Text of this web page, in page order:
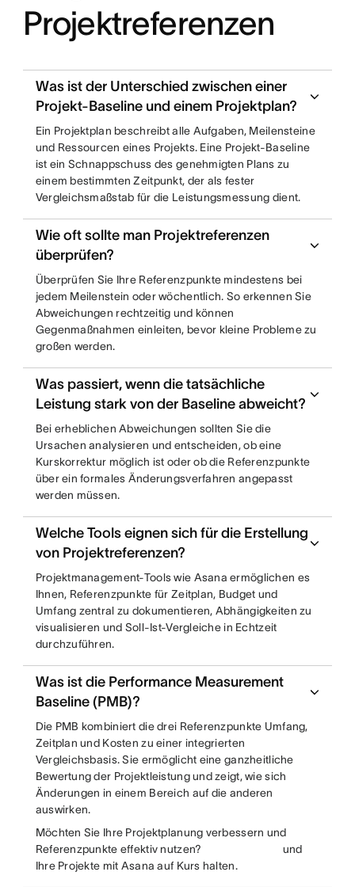
Projektreferenzen
Was ist der Unterschied zwischen einer
Projekt-Baseline und einem Projektplan?
Ein Projektplan beschreibt alle Aufgaben, Meilensteine
und Ressourcen eines Projekts. Eine Projekt-Baseline
ist ein Schnappschuss des genehmigten Plans zu
einem bestimmten Zeitpunkt, der als fester
Vergleichsmaßstab für die Leistungsmessung dient.
Wie oft sollte man Projektreferenzen
überprüfen?
Überprüfen Sie Ihre Referenzpunkte mindestens bei
jedem Meilenstein oder wöchentlich. So erkennen Sie
Abweichungen rechtzeitig und können
Gegenmaßnahmen einleiten, bevor kleine Probleme zu
großen werden.
Was passiert, wenn die tatsächliche
Leistung stark von der Baseline abweicht?
Bei erheblichen Abweichungen sollten Sie die
Ursachen analysieren und entscheiden, ob eine
Kurskorrektur möglich ist oder ob die Referenzpunkte
über ein formales Änderungsverfahren angepasst
werden müssen.
Welche Tools eignen sich für die Erstellung
von Projektreferenzen?
Projektmanagement-Tools wie Asana ermöglichen es
Ihnen, Referenzpunkte für Zeitplan, Budget und
Umfang zentral zu dokumentieren, Abhängigkeiten zu
visualisieren und Soll-Ist-Vergleiche in Echtzeit
durchzuführen.
Was ist die Performance Measurement
Baseline (PMB)?
Die PMB kombiniert die drei Referenzpunkte Umfang,
Zeitplan und Kosten zu einer integrierten
Vergleichsbasis. Sie ermöglicht eine ganzheitliche
Bewertung der Projektleistung und zeigt, wie sich
Änderungen in einem Bereich auf die anderen
auswirken.
Möchten Sie Ihre Projektplanung verbessern und
Referenzpunkte effektiv nutzen?
und
Ihre Projekte mit Asana auf Kurs halten.